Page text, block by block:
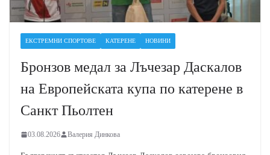
ЕКСТРЕМНИ СПОРТОВЕ КАТЕРЕНЕ НОВИНИ
Бронзов медал за Лъчезар Даскалов
на Европейската купа по катерене в
Санкт Пьолтен
03.08.2026 Валерия Динкова